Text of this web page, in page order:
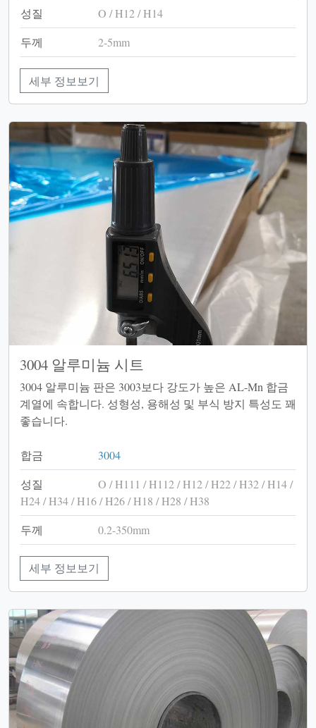
성질
O / H12 / H14
두께
2-5mm
세부 정보보기
3004 알루미늄 시트
3004 알루미늄 판은 3003보다 강도가 높은 AL-Mn 합금
계열에 속합니다. 성형성, 용해성 및 부식 방지 특성도 꽤
좋습니다.
합금
3004
성질
O / H111 / H112 / H12 / H22 / H32 / H14 /
H24 / H34 / H16 / H26 / H18 / H28 / H38
두께
0.2-350mm
세부 정보보기